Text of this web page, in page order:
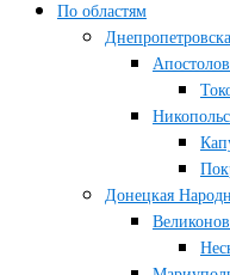
По областям
Донецкая